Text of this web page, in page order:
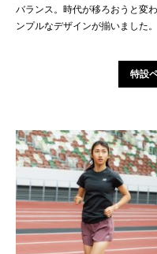
バランス。時代が移ろおうと変
ンプルなデザインが揃いました。
特設